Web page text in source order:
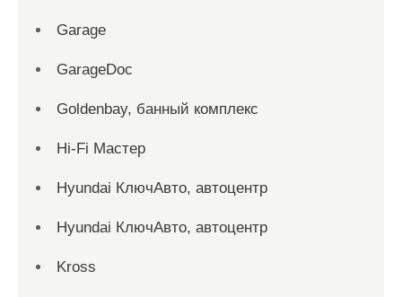
Garage
GarageDoc
Goldenbay, банный комплекс
Hi-Fi Мастер
Hyundai КлючАвто, автоцентр
Hyundai КлючАвто, автоцентр
Kross